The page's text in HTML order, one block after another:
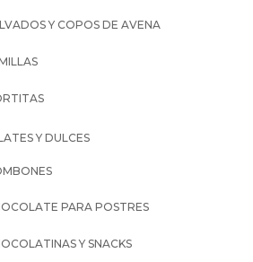
Y COPOS DE AVENA
Y DULCES
PARA POSTRES
Y SNACKS